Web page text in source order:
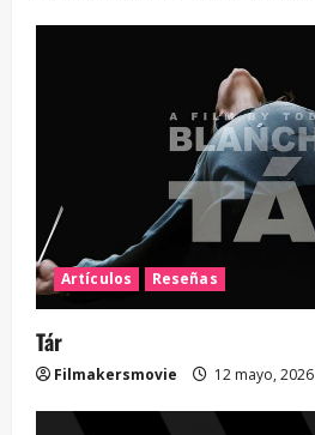
Artículos Reseñas
Tár
Filmakersmovie 12 mayo, 2026